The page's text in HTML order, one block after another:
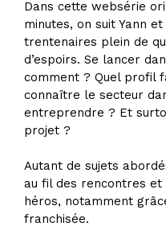
Dans cette websérie
minutes, on suit Yann
trentenaires plein de
d’espoirs. Se lancer
comment ? Quel profil
connaître le secteur
entreprendre ? Et
projet ?
Autant de sujets
au fil des rencontres et
héros, notamment
franchisée.